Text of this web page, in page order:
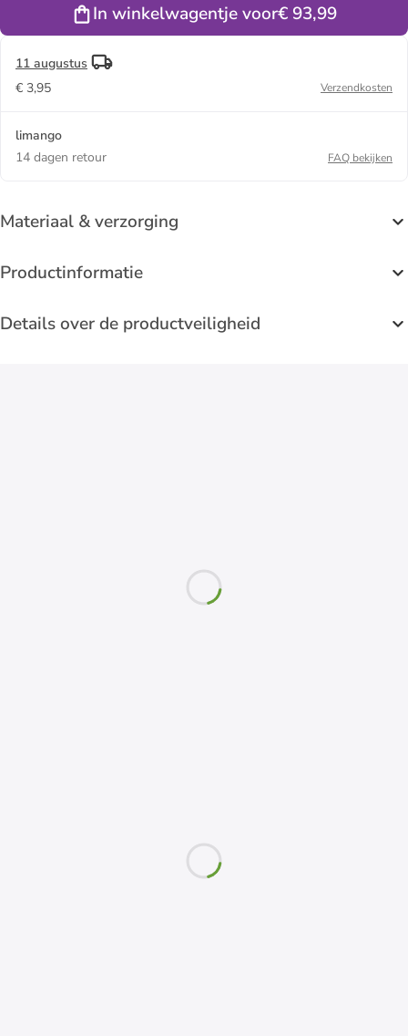
In winkelwagentje voor€ 93,99
11 augustus
€ 3,95
Verzendkosten
limango
14 dagen retour
FAQ bekijken
Materiaal & verzorging
Productinformatie
Details over de productveiligheid